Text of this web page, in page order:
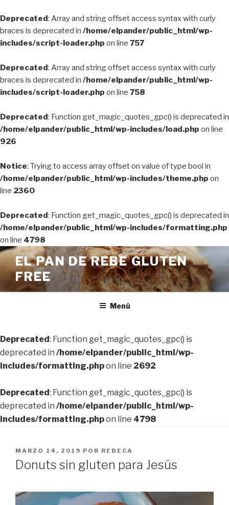
Deprecated: Array and string offset access syntax with curly
braces is deprecated in /home/elpander/public_html/wp-
includes/script-loader.php on line 757
Deprecated: Array and string offset access syntax with curly
braces is deprecated in /home/elpander/public_html/wp-
includes/script-loader.php on line 758
Deprecated: Function get_magic_quotes_gpc() is deprecated in
/home/elpander/public_html/wp-includes/load.php on line
926
Notice: Trying to access array offset on value of type bool in
/home/elpander/public_html/wp-includes/theme.php on
line 2360
Deprecated: Function get_magic_quotes_gpc() is deprecated in
/home/elpander/public_html/wp-includes/formatting.php
on line 4798
Ir
al
contenido
EL PAN DE REBE GLUTEN
FREE
Menú
Deprecated: Function get_magic_quotes_gpc() is
deprecated in /home/elpander/public_html/wp-
includes/formatting.phpon line 2692
Deprecated: Function get_magic_quotes_gpc() is
deprecated in /home/elpander/public_html/wp-
includes/formatting.phpon line 4798
PUBLICADO
EN
MARZO 14, 2019 POR REBECA
Donuts sin gluten para Jesús